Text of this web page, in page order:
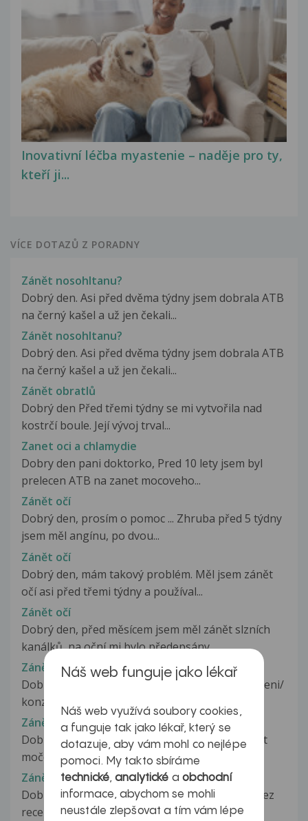
Inovativní léčba myastenie – naděje pro ty,
kteří ji...
VÍCE DOTAZŮ Z PORADNY
Zánět nosohltanu?
Dobrý den. Asi před dvěma týdny jsem dobrala ATB
na černý kašel a už jen čekali...
Zánět nosohltanu?
Dobrý den. Asi před dvěma týdny jsem dobrala ATB
na černý kašel a už jen čekali...
Zánět obratlů
Dobrý den Před třemi týdny se mi vytvořila nad
kostrčí boule. Její vývoj trval...
Zanet oci a chlamydie
Dobry den pani doktorko, Pred 10 lety jsem byl
prelecen ATB na zanet mocoveho...
Zánět očí
Dobrý den, prosím o pomoc ... Zhruba před 5 týdny
jsem měl angínu, po dvou...
Zánět očí
Dobrý den, mám takový problém. Měl jsem zánět
očí asi před třemi týdny a používal...
Zánět očí
Dobrý den, před měsícem jsem měl zánět slzních
kanálků, na oční mi bylo předepsány...
Zánět očí
Dobry den, potreboval bych objednat na vysetreni/
konzultaci s ocnim lekarem. Situace:...
Zánět očí
Dobrý den, prodělal jsem před cca 4 týdny zánět
močových cest (svědění a pálení...
Zánět očí
Dobrý den, syn měl zánět očí a já mu sehnala bez
receptu Maxitrol. Kapala...
Náš web funguje jako lékař
Náš web využívá soubory cookies,
a funguje tak jako lékař, který se
dotazuje, aby vám mohl co nejlépe
pomoci. My takto sbíráme
technické,analytické a obchodní
informace, abychom se mohli
neustále zlepšovat a tím vám lépe